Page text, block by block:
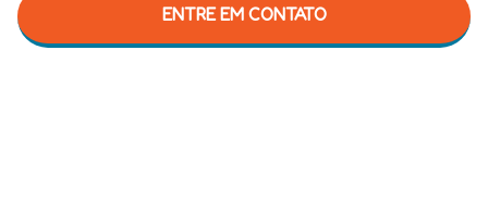
ENTRE EM CONTATO